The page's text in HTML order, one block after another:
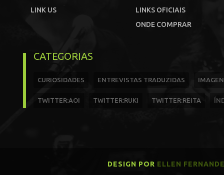
LINK US
LINKS OFICIAIS
ONDE COMPRAR
CATEGORIAS
CURIOSIDADES ENTREVISTAS TRADUZIDAS
TWITTER:AOI TWITTER:RUKI TWITTER:REITA
DESIGN POR ELLEN